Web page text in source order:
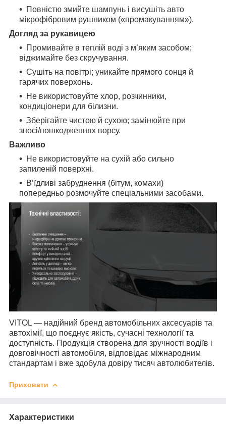
Повністю змийте шампунь і висушіть авто
мікрофібровим рушником («промакуванням»).
Догляд за рукавицею
Промивайте в теплій воді з м’яким засобом;
віджимайте без скручування.
Сушіть на повітрі; уникайте прямого сонця й
гарячих поверхонь.
Не використовуйте хлор, розчинники,
кондиціонери для білизни.
Зберігайте чистою й сухою; замінюйте при
зносі/пошкодженнях ворсу.
Важливо
Не використовуйте на сухій або сильно
запиленій поверхні.
В’їдливі забруднення (бітум, комахи)
попередньо розмочуйте спеціальними засобами.
VITOL — надійний бренд автомобільних аксесуарів та
автохімії, що поєднує якість, сучасні технології та
доступність. Продукція створена для зручності водіїв і
довговічності автомобіля, відповідає міжнародним
стандартам і вже здобула довіру тисяч автолюбителів.
Приховати
Характеристики